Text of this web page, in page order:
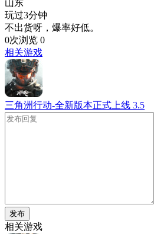
山东
玩过3分钟
不出货呀，爆率好低。
0次浏览 0
相关游戏
三角洲行动-全新版本正式上线 3.5
发布
相关游戏